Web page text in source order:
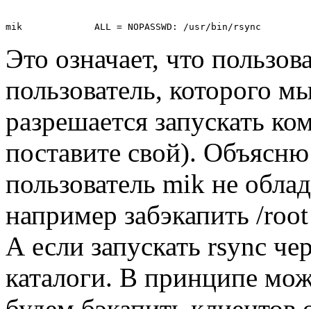
Это означает, что
пользователь, которого
разрешается запускать
поставите свой).
пользователь mik не
например забэкапить /
А если запускать rsync
каталоги. В принципе